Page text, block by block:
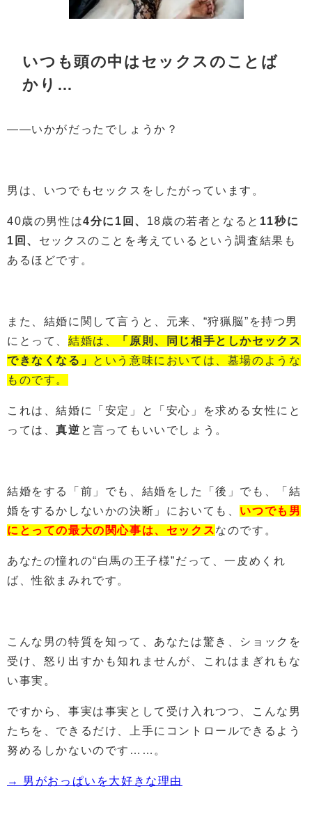
いつも頭の中はセックスのことば
かり…
――いかがだったでしょうか？
男は、いつでもセックスをしたがっています。
40歳の男性は4分に1回、 18歳の若者となると 11秒に
1回、 セックスのことを考えているという調査結果も
あるほどです。
また、結婚に関して言うと、元来、“狩猟脳”を持つ男
にとって、 結婚は、
「原則、同じ相手としかセックス
できなくなる」
という意味においては、墓場のような
ものです。
これは、結婚に「安定」と「安心」を求める女性にと
っては、真逆 と言ってもいいでしょう。
結婚をする「前」でも、結婚をした「後」でも、「結
婚をするかしないかの決断」においても、 いつでも男
にとっての最大の関心事は、セックスなのです。
あなたの憧れの“白馬の王子様”だって、一皮めくれ
ば、性欲まみれです。
こんな男の特質を知って、あなたは驚き、ショックを
受け、怒り出すかも知れませんが、これはまぎれもな
い事実。
ですから、事実は事実として受け入れつつ、こんな男
たちを、できるだけ、上手にコントロールできるよう
努めるしかないのです……。
→ 男がおっぱいを大好きな理由